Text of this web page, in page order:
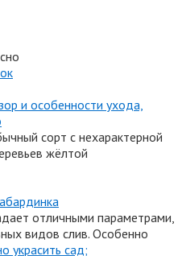
и особенности ухода,
сорт с нехарактерной
жёлтой
отличными параметрами,
видов слив. Особенно